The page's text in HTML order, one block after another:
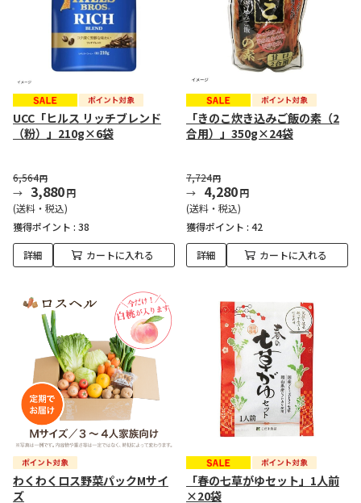
UCC「ヒルス リッチブレンド
（粉）」210g×6袋
6,564円
3,880円
(送料・税込)
獲得ポイント : 38
詳細 カートに入れる
「きのこ炊き込みご飯の素（2
合用）」350g×24袋
7,724円
4,280円
(送料・税込)
獲得ポイント : 42
詳細 カートに入れる
わくわくロス野菜パックMサイ
ズ
「春の七草がゆセット」1人前
×20袋